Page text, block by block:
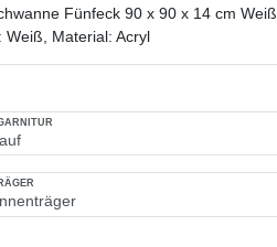
Fünfeck 90 x 90 x 14 cm Weiß
Weiß, Material: Acryl